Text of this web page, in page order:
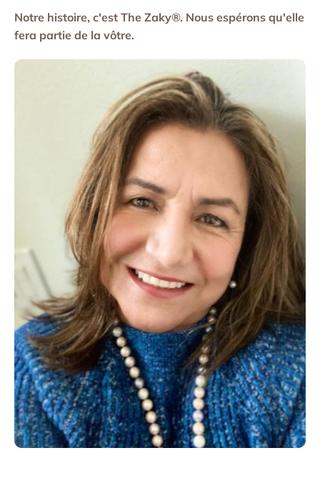
Notre histoire, c'est The Zaky®. Nous espérons qu'elle
fera partie de la vôtre.